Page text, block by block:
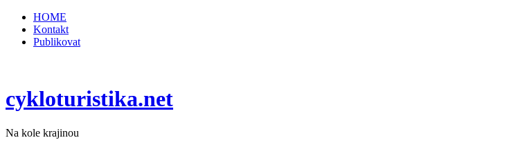
HOME
Kontakt
Publikovat
cykloturistika.net
Na kole krajinou